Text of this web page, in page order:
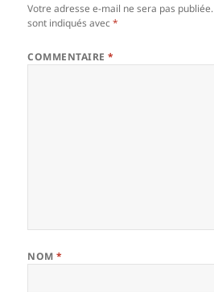
Votre adresse e-mail ne sera pas publiée.
sont indiqués avec*
COMMENTAIRE*
NOM*